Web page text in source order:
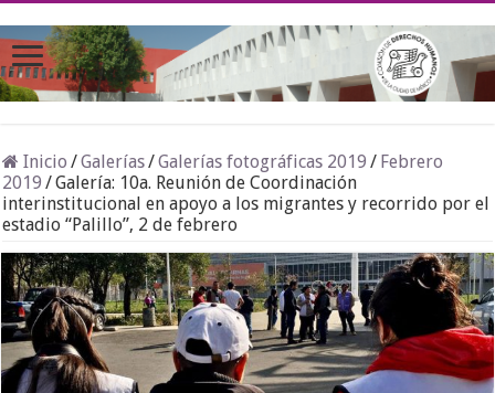
Inicio /Galerías/Galerías fotográficas 2019 / Febrero
2019 /Galería: 10a. Reunión de Coordinación
interinstitucional en apoyo a los migrantes y recorrido por el
estadio “Palillo”, 2 de febrero